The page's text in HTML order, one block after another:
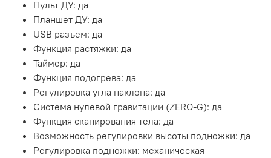
Пульт ДУ: да
Планшет ДУ: да
USB разъем: да
Функция растяжки: да
Таймер: да
Функция подогрева: да
Регулировка угла наклона: да
Система нулевой гравитации (ZERO-G): да
Функция сканирования тела: да
Возможность регулировки высоты подножки: да
Регулировка подножки: механическая